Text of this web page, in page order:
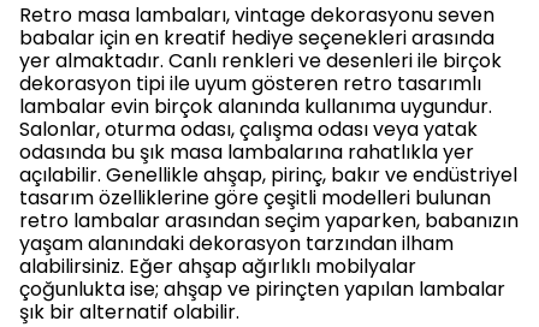
Retro masa lambaları, vintage dekorasyonu seven
babalar için en kreatif hediye seçenekleri arasında
yer almaktadır. Canlı renkleri ve desenleri ile birçok
dekorasyon tipi ile uyum gösteren retro tasarımlı
lambalar evin birçok alanında kullanıma uygundur.
Salonlar, oturma odası, çalışma odası veya yatak
odasında bu şık masa lambalarına rahatlıkla yer
açılabilir. Genellikle ahşap, pirinç, bakır ve endüstriyel
tasarım özelliklerine göre çeşitli modelleri bulunan
retro lambalar arasından seçim yaparken, babanızın
yaşam alanındaki dekorasyon tarzından ilham
alabilirsiniz. Eğer ahşap ağırlıklı mobilyalar
çoğunlukta ise; ahşap ve pirinçten yapılan lambalar
şık bir alternatif olabilir.